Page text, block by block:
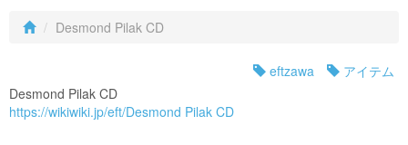
Desmond Pilak CD
eftzawa
アイテム
Desmond Pilak CD
https://wikiwiki.jp/eft/Desmond Pilak CD